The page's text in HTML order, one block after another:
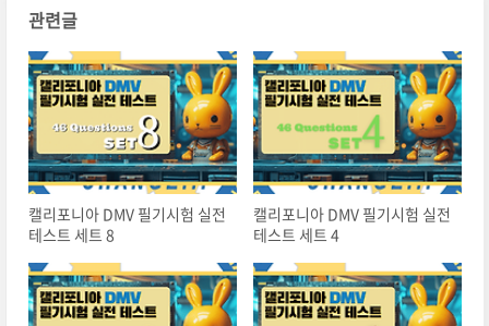
관련글
캘리포니아 DMV 필기시험 실전
테스트 세트 8
캘리포니아 DMV 필기시험 실전
테스트 세트 4